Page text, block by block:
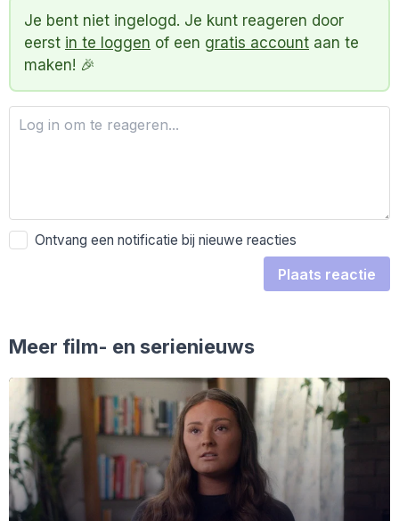
Je bent niet ingelogd. Je kunt reageren door
eerst in te loggen of een gratis account aan te
maken! 🎉
Ontvang een notificatie bij nieuwe reacties
Plaats reactie
Meer film- en serienieuws